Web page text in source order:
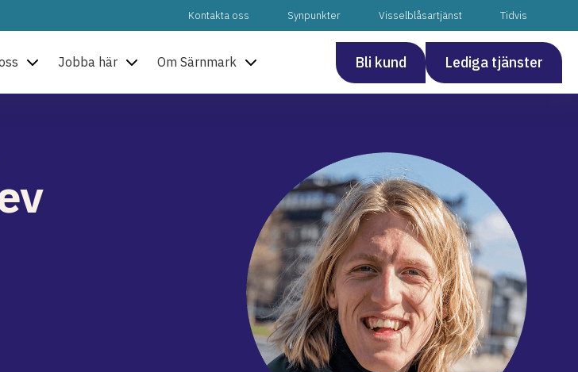
Kontakta oss Synpunkter Visselblåsartjänst Tidvis
Jobba här Om Särnmark Bli kund Lediga tjänster